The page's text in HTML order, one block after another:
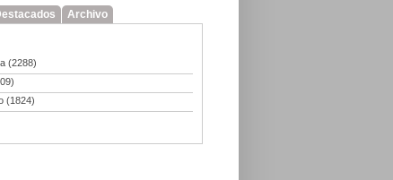
Archivo
(2288)
(1824)